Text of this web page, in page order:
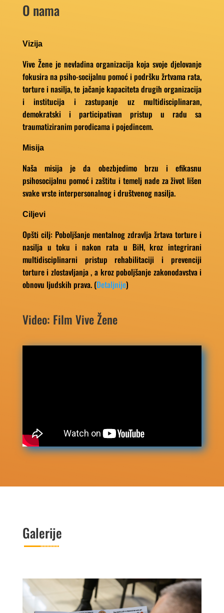
O nama
Vizija
Vive Žene je nevladina organizacija koja svoje djelovanje
fokusira na psiho-socijalnu pomoć i podršku žrtvama rata,
torture i nasilja, te jačanje kapaciteta drugih organizacija
i institucija i zastupanje uz multidisciplinaran,
demokratski i participativan pristup u radu sa
traumatiziranim porodicama i pojedincem.
Misija
Naša misija je da obezbjedimo brzu i efikasnu
psihosocijalnu pomoć i zaštitu i temelj nade za život lišen
svake vrste interpersonalnog i društvenog nasilja.
Ciljevi
Opšti cilj: Poboljšanje mentalnog zdravlja žrtava torture i
nasilja u toku i nakon rata u BiH, kroz integrirani
multidisciplinarni pristup rehabilitaciji i prevenciji
torture i zlostavljanja , a kroz poboljšanje zakonodavstva i
obnovu ljudskih prava. (Detaljnije)
Video: Film Vive Žene
Galerije